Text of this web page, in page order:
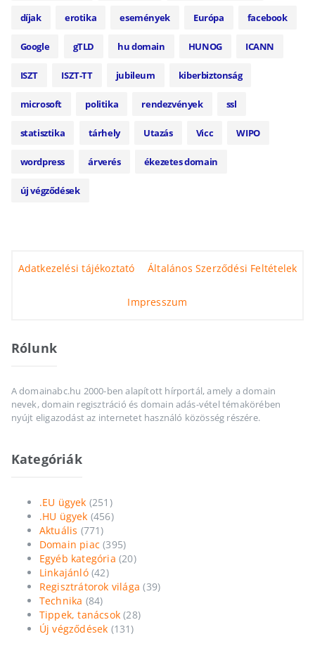
díjak erotika események Európa facebook
Google gTLD hu domain HUNOG ICANN
ISZT ISZT-TT jubileum kiberbiztonság
microsoft politika rendezvények ssl
statisztika tárhely Utazás Vicc WIPO
wordpress árverés ékezetes domain
új végződések
Adatkezelési tájékoztató Általános Szerződési Feltételek
Impresszum
Rólunk
A domainabc.hu 2000-ben alapított hírportál, amely a domain
nevek, domain regisztráció és domain adás-vétel témakörében
nyújt eligazodást az internetet használó közösség részére.
Kategóriák
.EU ügyek (251)
.HU ügyek (456)
Aktuális (771)
Domain piac (395)
Egyéb kategória (20)
Linkajánló(42)
Regisztrátorok világa (39)
Technika (84)
Tippek, tanácsok (28)
Új végződések (131)